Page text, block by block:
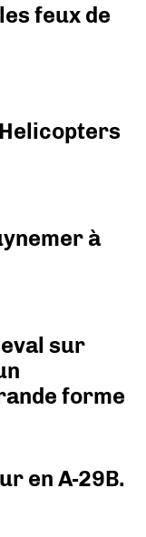
feux de
à
sur
forme
en A-29B.